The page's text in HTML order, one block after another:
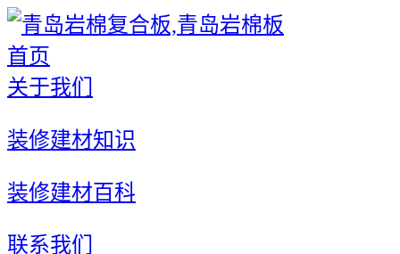
首页
关于我们
装修建材知识
装修建材百科
联系我们